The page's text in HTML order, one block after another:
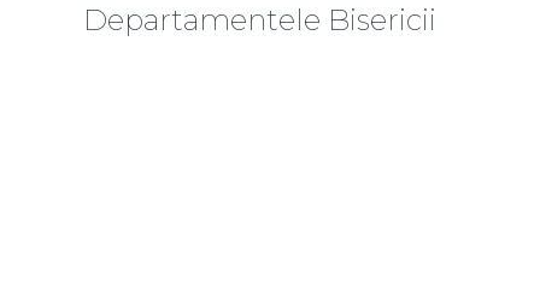
Departamentele Bisericii